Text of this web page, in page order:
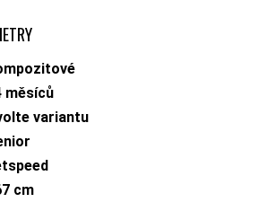
měsíců
variantu
cm